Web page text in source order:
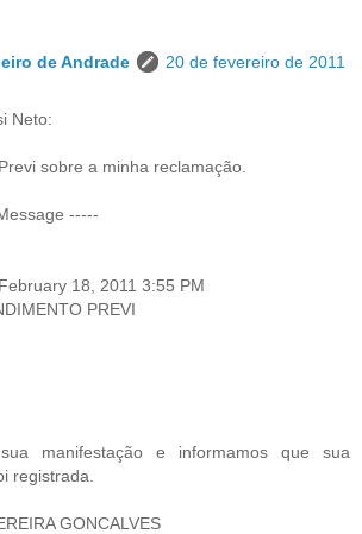
de Andrade
20 de fevereiro de 2011
Neto:
sobre a minha reclamação.
-----
18, 2011 3:55 PM
PREVI
sua manifestação e informamos que sua
registrada.
GONCALVES